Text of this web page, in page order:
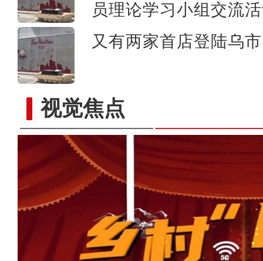
员理论学习小组交流
又有两家首店登陆乌
视觉焦点看《乡村“网”事》感受现